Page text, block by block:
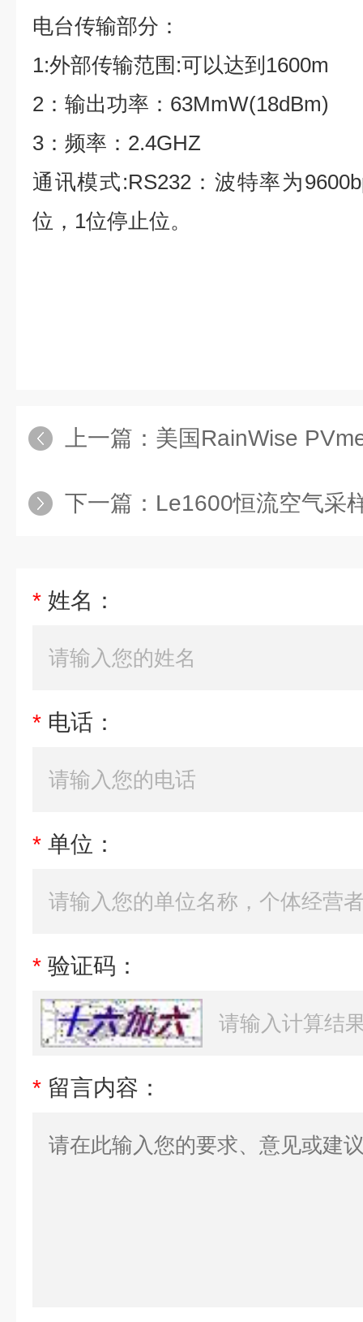
电台传输部分：
1:外部传输范围:可以达到1600m
2：输出功率：63MmW(18dBm)
3：频率：2.4GHZ
通讯模式:RS232：波特率为
位，1位停止位。
上一篇： 美国RainWise PVmet
下一篇： Le1600恒流空气采
* 姓名：
* 电话：
* 单位：
* 验证码：
* 留言内容：